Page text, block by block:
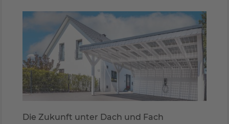
Die Zukunft unter Dach und Fach